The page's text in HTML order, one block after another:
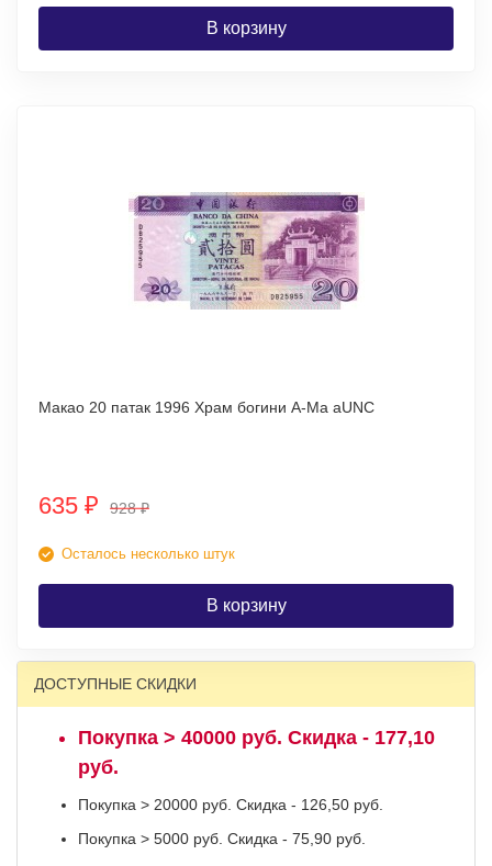
В корзину
Макао 20 патак 1996 Храм богини А-Ма аUNC
635 ₽ 928₽
Осталось несколько штук
В корзину
ДОСТУПНЫЕ СКИДКИ
Покупка > 40000 руб. Скидка - 177,10
руб.
Покупка > 20000 руб. Скидка - 126,50 руб.
Покупка > 5000 руб. Скидка - 75,90 руб.